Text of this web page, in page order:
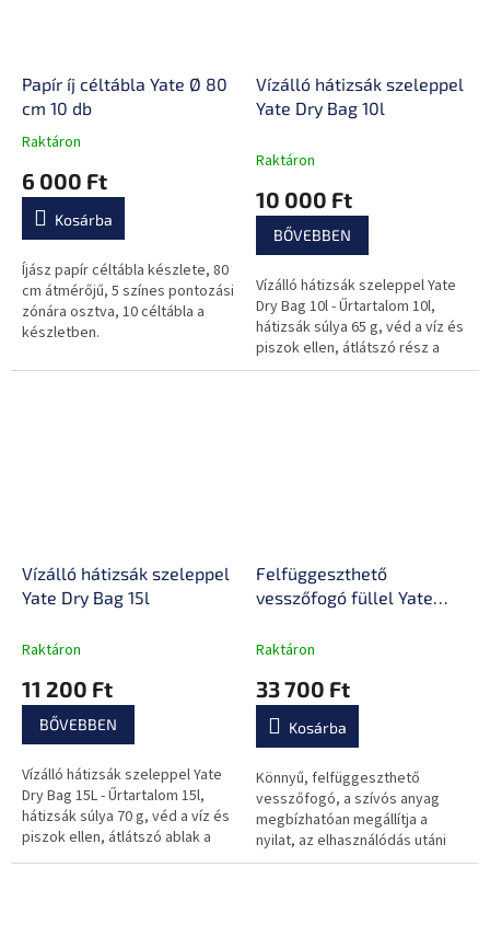
Papír íj céltábla Yate Ø 80
cm 10 db
A
átlagos
értékelése
0,0
csillag.
Raktáron
6 000 Ft
Kosárba
Íjász papír céltábla készlete, 80
cm átmérőjű, 5 színes pontozási
zónára osztva, 10 céltábla a
készletben.
Vízálló hátizsák szeleppel
Yate Dry Bag 10l
Raktáron
10 000 Ft
BŐVEBBEN
Vízálló hátizsák szeleppel Yate
Dry Bag 10l - Űrtartalom 10l,
hátizsák súlya 65 g, véd a víz és
piszok ellen, átlátszó rész a
becsomagolt tárgyak
Vízálló hátizsák szeleppel
Yate Dry Bag 15l
Raktáron
11 200 Ft
BŐVEBBEN
Vízálló hátizsák szeleppel Yate
Dry Bag 15L - Űrtartalom 15l,
hátizsák súlya 70 g, véd a víz és
piszok ellen, átlátszó ablak a
becsomagolt tárgyak
Felfüggeszthető
vesszőfogó füllel Yate
80x60cm
Raktáron
33 700 Ft
Kosárba
Könnyű, felfüggeszthető
vesszőfogó, a szívós anyag
megbízhatóan megállítja a
nyilat, az elhasználódás utáni
újjáépítés lehetősége.